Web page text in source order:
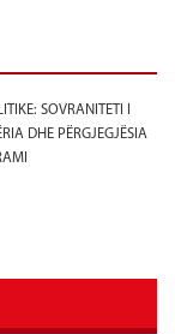
SOVRANITETI I
DHE PËRGJEGJËSIA